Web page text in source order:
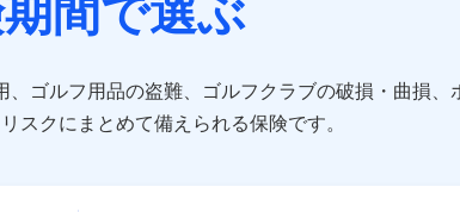
間で選ぶ
ゴルフ用品の盗難、ゴルフクラブの破損・曲損、
スクにまとめて備えられる保険です。